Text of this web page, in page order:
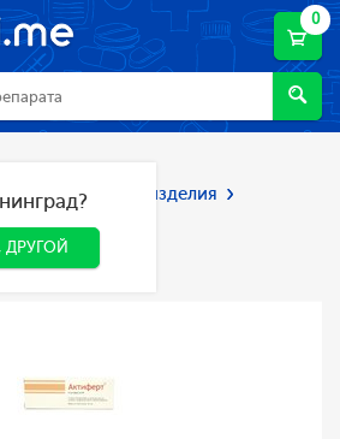
0
ДРУГОЙ
Мед. приборы и изделия